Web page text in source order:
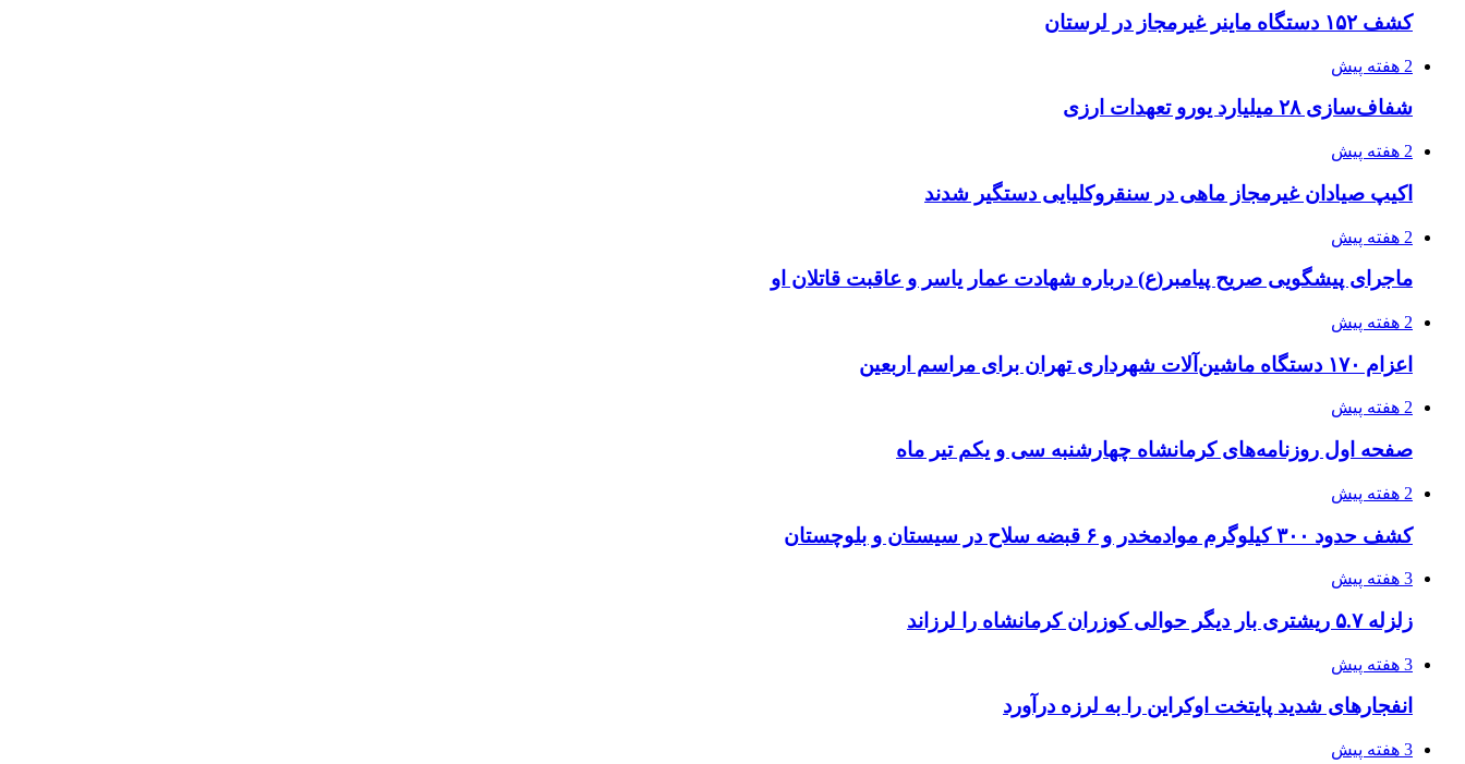
کشف ۱۵۲ دستگاه ماینر غیرمجاز در لرستان
2 هفته پیش
شفاف‌سازی ۲۸ میلیارد یورو تعهدات ارزی
2 هفته پیش
اکیپ صیادان غیرمجاز ماهی در سنقروکلیایی دستگیر شدند
2 هفته پیش
ماجرای پیشگویی صریح پیامبر(ع) درباره شهادت عمار یاسر و عاقبت قاتلان او
2 هفته پیش
اعزام ۱۷۰ دستگاه ماشین‌آلات شهرداری تهران برای مراسم اربعین
2 هفته پیش
صفحه اول روزنامه‌های کرمانشاه چهارشنبه سی و یکم تیر ماه
2 هفته پیش
کشف حدود ۳۰۰ کیلوگرم موادمخدر و ۶ قبضه سلاح در سیستان و بلوچستان
3 هفته پیش
زلزله ۵.۷ ریشتری بار دیگر حوالی کوزران کرمانشاه را لرزاند
3 هفته پیش
انفجارهای شدید پایتخت اوکراین را به لرزه درآورد
3 هفته پیش